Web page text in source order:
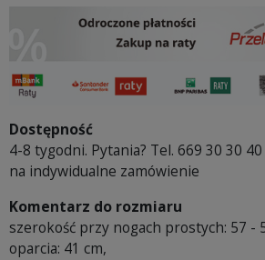
Dostępność
4-8 tygodni. Pytania? Tel. 669 30 30 40
na indywidualne zamówienie
Komentarz do rozmiaru
szerokość przy nogach prostych: 57 -
oparcia: 41 cm,